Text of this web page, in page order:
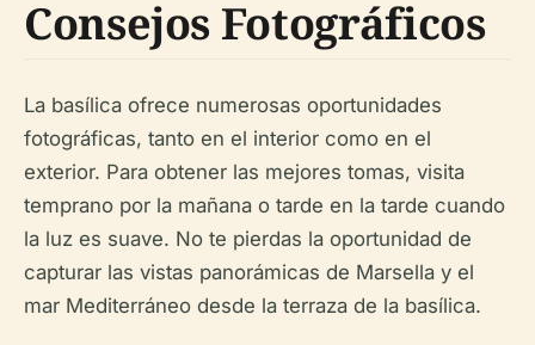
Consejos Fotográficos
La basílica ofrece numerosas oportunidades
fotográficas, tanto en el interior como en el
exterior. Para obtener las mejores tomas, visita
temprano por la mañana o tarde en la tarde cuando
la luz es suave. No te pierdas la oportunidad de
capturar las vistas panorámicas de Marsella y el
mar Mediterráneo desde la terraza de la basílica.